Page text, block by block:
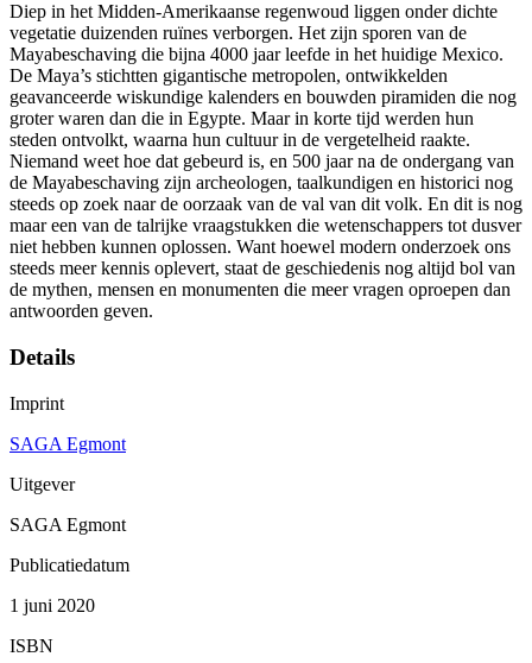
Diep in het Midden-Amerikaanse regenwoud liggen onder dichte
vegetatie duizenden ruïnes verborgen. Het zijn sporen van de
Mayabeschaving die bijna 4000 jaar leefde in het huidige Mexico.
De Maya’s stichtten gigantische metropolen, ontwikkelden
geavanceerde wiskundige kalenders en bouwden piramiden die nog
groter waren dan die in Egypte. Maar in korte tijd werden hun
steden ontvolkt, waarna hun cultuur in de vergetelheid raakte.
Niemand weet hoe dat gebeurd is, en 500 jaar na de ondergang van
de Mayabeschaving zijn archeologen, taalkundigen en historici nog
steeds op zoek naar de oorzaak van de val van dit volk. En dit is nog
maar een van de talrijke vraagstukken die wetenschappers tot dusver
niet hebben kunnen oplossen. Want hoewel modern onderzoek ons
steeds meer kennis oplevert, staat de geschiedenis nog altijd bol van
de mythen, mensen en monumenten die meer vragen oproepen dan
antwoorden geven.
Details
Imprint
SAGA Egmont
Uitgever
SAGA Egmont
Publicatiedatum
1 juni 2020
ISBN